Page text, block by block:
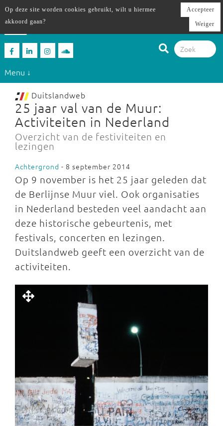
Menu ↓
Duitslandweb
25 jaar val van de Muur:
Activiteiten in Nederland
Overzicht van de festiviteiten en
lezingen
Achtergrond - 8 september 2014
Op 9 november is het 25 jaar geleden dat
de Berlijnse Muur viel. Ook organisaties
in Nederland besteden veel aandacht aan
deze historische gebeurtenis, met
festivals, concerten en lezingen.
Duitslandweb geeft een overzicht van de
activiteiten.
Op deze site worden cookies gebruikt, wilt u hiermee
akkoord gaan?
Accepteer
Weiger